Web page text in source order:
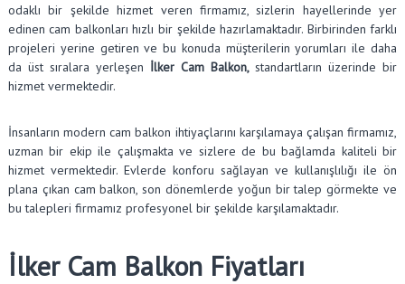
odaklı bir şekilde hizmet veren firmamız, sizlerin hayellerinde yer
edinen cam balkonları hızlı bir şekilde hazırlamaktadır. Birbirinden farklı
projeleri yerine getiren ve bu konuda müşterilerin yorumları ile daha
da üst sıralara yerleşen İlker Cam Balkon,standartların üzerinde bir
hizmet vermektedir.
İnsanların modern cam balkon ihtiyaçlarını karşılamaya çalışan firmamız,
uzman bir ekip ile çalışmakta ve sizlere de bu bağlamda kaliteli bir
hizmet vermektedir. Evlerde konforu sağlayan ve kullanışlılığı ile ön
plana çıkan cam balkon, son dönemlerde yoğun bir talep görmekte ve
bu talepleri firmamız profesyonel bir şekilde karşılamaktadır.
İlker Cam Balkon Fiyatları